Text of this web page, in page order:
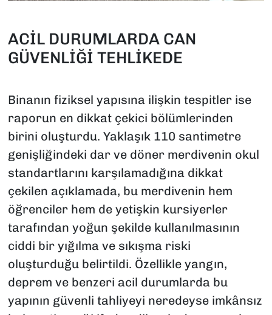
ACİL DURUMLARDA CAN
GÜVENLİĞİ TEHLİKEDE
Binanın fiziksel yapısına ilişkin tespitler ise
raporun en dikkat çekici bölümlerinden
birini oluşturdu. Yaklaşık 110 santimetre
genişliğindeki dar ve döner merdivenin okul
standartlarını karşılamadığına dikkat
çekilen açıklamada, bu merdivenin hem
öğrenciler hem de yetişkin kursiyerler
tarafından yoğun şekilde kullanılmasının
ciddi bir yığılma ve sıkışma riski
oluşturduğu belirtildi. Özellikle yangın,
deprem ve benzeri acil durumlarda bu
yapının güvenli tahliyeyi neredeyse imkânsız